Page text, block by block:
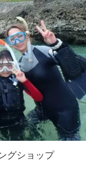
グショップ